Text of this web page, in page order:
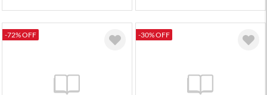
-72% OFF -30% OFF